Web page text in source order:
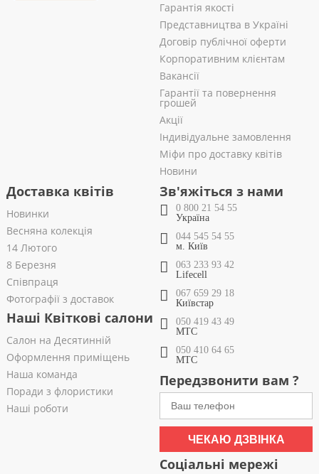
Гарантія якості
Представництва в Україні
Договір публічної оферти
Корпоративним клієнтам
Вакансії
Гарантії та повернення
грошей
Акції
Індивідуальне замовлення
Міфи про доставку квітів
Новини
Доставка квітів
Новинки
Весняна колекція
14 Лютого
8 Березня
Співпраця
Фотографії з доставок
Наші Квіткові салони
Салон на Десятинній
Оформлення приміщень
Наша команда
Поради з флористики
Наші роботи
Зв'яжіться з нами
0 800 21 54 55
Україна
044 545 54 55
м. Київ
063 233 93 42
Lifecell
067 659 29 18
Київстар
050 419 43 49
МТС
050 410 64 65
МТС
Передзвонити вам ?
ЧЕКАЮ ДЗВІНКА
Соціальні мережі